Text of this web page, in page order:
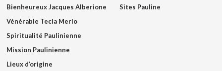
Bienheureux Jacques Alberione
Vénérable Tecla Merlo
Spiritualité Paulinienne
Mission Paulinienne
Lieux d’origine
Sites Pauline